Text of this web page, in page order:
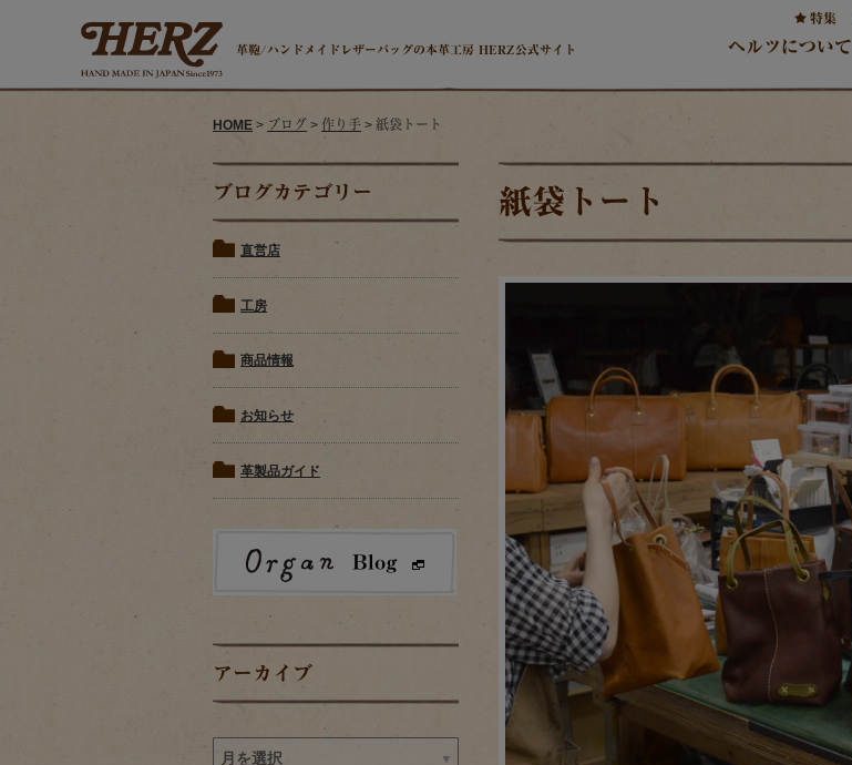
革鞄/ハンドメイドレザーバッグの本革工房 HERZ公式サイト
特集
ヘルツについて
HOME > ブログ > 作り手 > 紙袋トート
ブログカテゴリー
直営店
工房
商品情報
お知らせ
革製品ガイド
アーカイブ
紙袋トート